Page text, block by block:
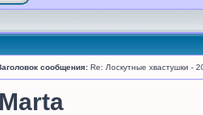
сообщения: Re: Лоскутные хвастушки -
Marta